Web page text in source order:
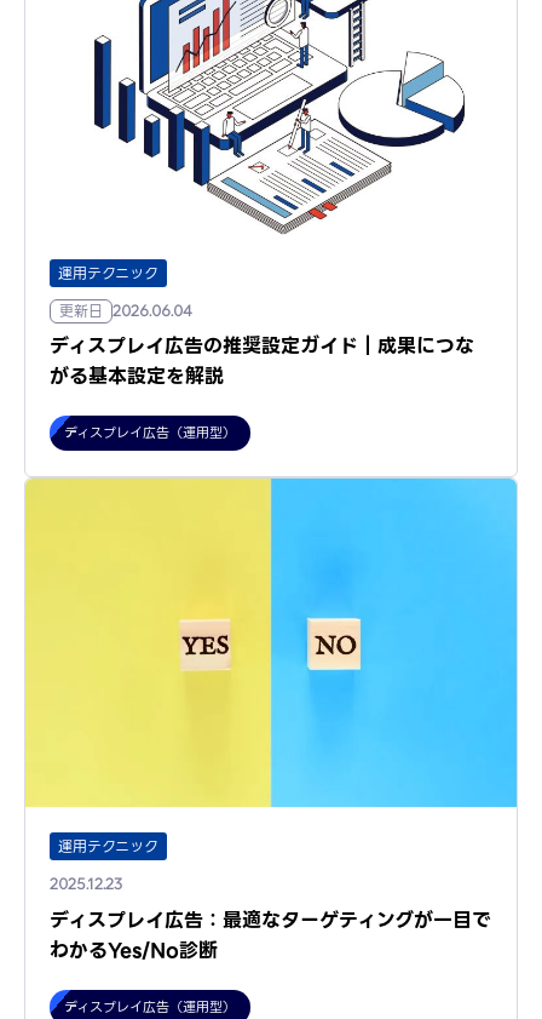
運用テクニック
更新日
2026.06.04
ディスプレイ広告の推奨設定ガイド｜成果につな
がる基本設定を解説
ディスプレイ広告（運用型）
運用テクニック
2025.12.23
ディスプレイ広告：最適なターゲティングが一目で
わかるYes/No診断
ディスプレイ広告（運用型）